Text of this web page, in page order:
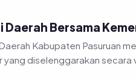
Bersama
Kabupaten Pasuruan
diselenggarakan secara